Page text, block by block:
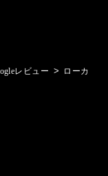
レビュー >
ローカ